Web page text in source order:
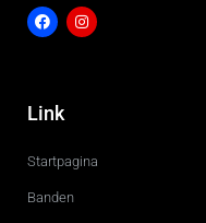
c
e
o
g
r
Link
Startpagina
Banden